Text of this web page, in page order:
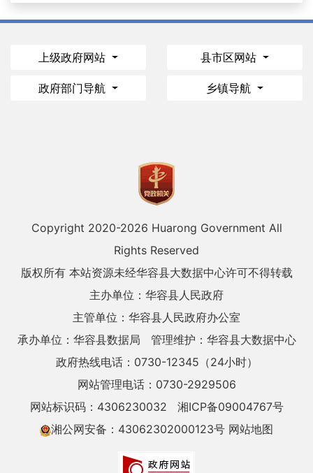
上级政府网站 县市区网站
政府部门导航 乡镇导航
Copyright 2020-2026 Huarong Government All
Rights Reserved
版权所有 本站资源未经华容县大数据中心许可不得转载
主办单位：华容县人民政府
主管单位：华容县人民政府办公室
承办单位：华容县数据局
管理维护：华容县大数据中心
政府热线电话：0730-12345（24小时）
网站管理电话：0730-2929506
网站标识码：4306230032
湘ICP备09004767号
湘公网安备：43062302000123号 网站地图